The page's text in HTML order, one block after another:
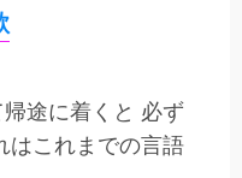
途に着くと 必ず
はこれまでの言語